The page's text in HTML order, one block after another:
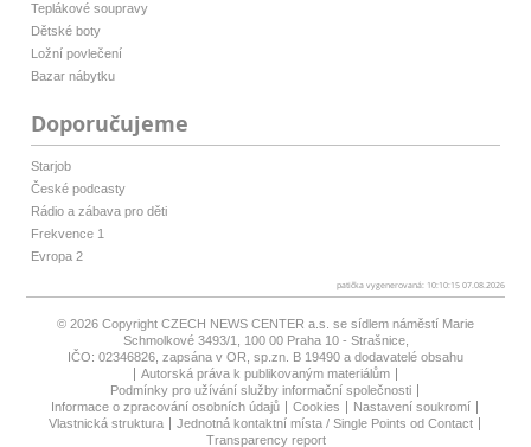
Teplákové soupravy
Dětské boty
Ložní povlečení
Bazar nábytku
Doporučujeme
Starjob
České podcasty
Rádio a zábava pro děti
Frekvence 1
Evropa 2
patička vygenerovaná: 10:10:15 07.08.2026
© 2026 Copyright CZECH NEWS CENTER a.s. se sídlem náměstí Marie
Schmolkové 3493/1, 100 00 Praha 10 - Strašnice,
IČO: 02346826, zapsána v OR, sp.zn. B 19490 a dodavatelé obsahu
Autorská práva k publikovaným materiálům
Podmínky pro užívání služby informační společnosti
Informace o zpracování osobních údajů
Cookies
Nastavení soukromí
Vlastnická struktura
Jednotná kontaktní místa / Single Points od Contact
Transparency report